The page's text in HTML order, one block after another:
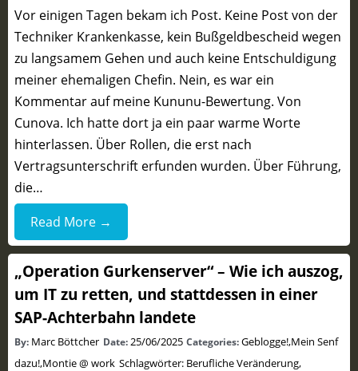
Vor einigen Tagen bekam ich Post. Keine Post von der
Techniker Krankenkasse, kein Bußgeldbescheid wegen
zu langsamem Gehen und auch keine Entschuldigung
meiner ehemaligen Chefin. Nein, es war ein
Kommentar auf meine Kununu-Bewertung. Von
Cunova. Ich hatte dort ja ein paar warme Worte
hinterlassen. Über Rollen, die erst nach
Vertragsunterschrift erfunden wurden. Über Führung,
die…
Read More →
„Operation Gurkenserver“ – Wie ich auszog,
um IT zu retten, und stattdessen in einer
SAP-Achterbahn landete
By: Marc Böttcher Date:25/06/2025 Categories:Geblogge!,Mein Senf
dazu!,Montie @ work Schlagwörter: Berufliche Veränderung,